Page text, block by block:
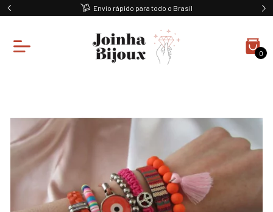
Envio rápido para todo o Brasil
0